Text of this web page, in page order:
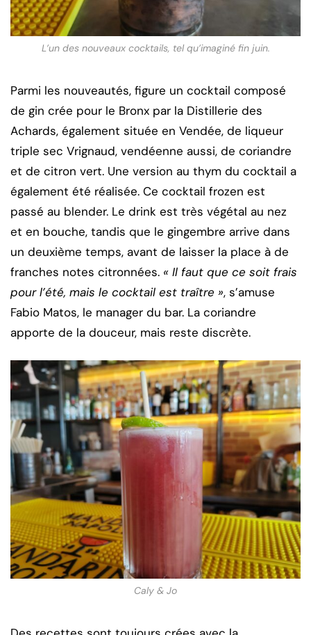
L’un des nouveaux cocktails, tel qu’imaginé fin juin.
Parmi les nouveautés, figure un cocktail composé
de gin crée pour le Bronx par la Distillerie des
Achards, également située en Vendée, de liqueur
triple sec Vrignaud, vendéenne aussi, de coriandre
et de citron vert. Une version au thym du cocktail a
également été réalisée. Ce cocktail frozen est
passé au blender. Le drink est très végétal au nez
et en bouche, tandis que le gingembre arrive dans
un deuxième temps, avant de laisser la place à de
franches notes citronnées. « Il faut que ce soit frais
pour l’été, mais le cocktail est traître », s’amuse
Fabio Matos, le manager du bar. La coriandre
apporte de la douceur, mais reste discrète.
Caly & Jo